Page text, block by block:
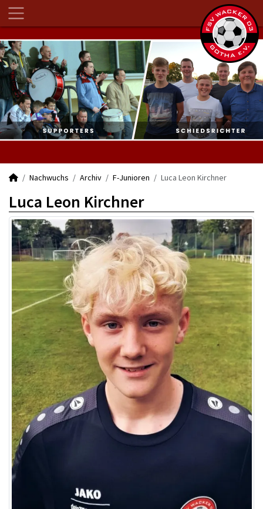
Nachwuchs Archiv F-Junioren Luca Leon Kirchner
Luca Leon Kirchner